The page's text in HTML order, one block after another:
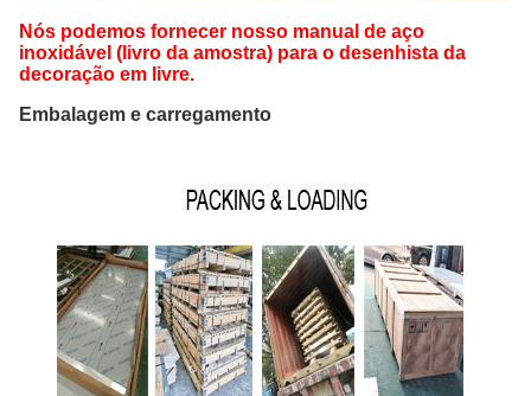
Nós podemos fornecer nosso manual de aço
inoxidável (livro da amostra) para o desenhista da
decoração em livre.
Embalagem e carregamento